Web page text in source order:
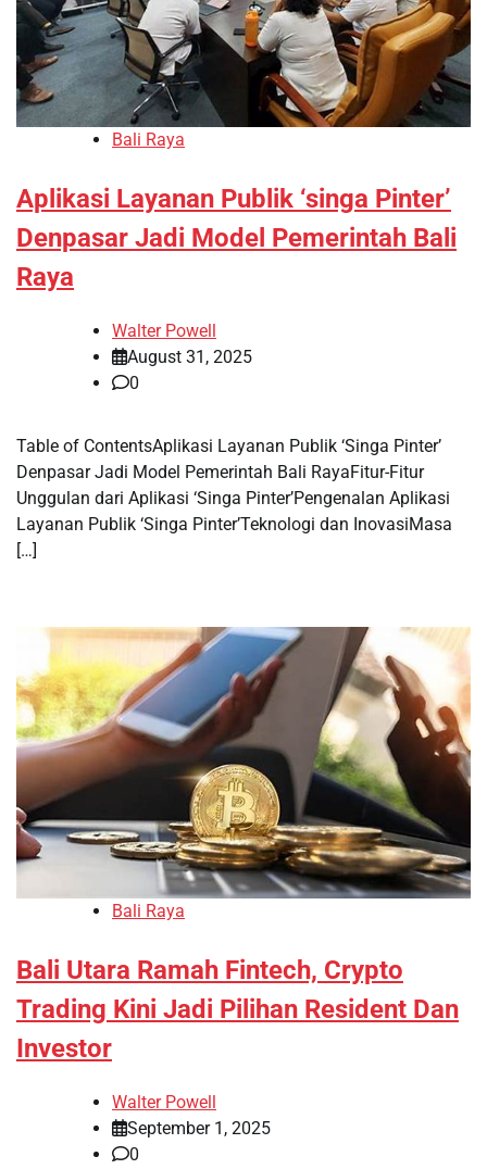
Bali Raya
Aplikasi Layanan Publik ‘singa Pinter’
Denpasar Jadi Model Pemerintah Bali
Raya
Walter Powell
August 31, 2025
0
Table of ContentsAplikasi Layanan Publik ‘Singa Pinter’
Denpasar Jadi Model Pemerintah Bali RayaFitur-Fitur
Unggulan dari Aplikasi ‘Singa Pinter’Pengenalan Aplikasi
Layanan Publik ‘Singa Pinter’Teknologi dan InovasiMasa
[…]
Bali Raya
Bali Utara Ramah Fintech, Crypto
Trading Kini Jadi Pilihan Resident Dan
Investor
Walter Powell
September 1, 2025
0